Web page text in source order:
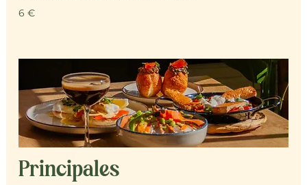
6 €
Principales